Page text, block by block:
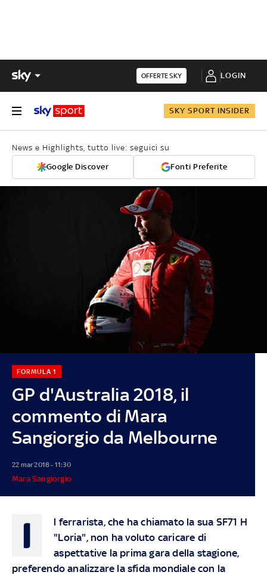
OFFERTE SKY LOGIN
SKY SPORT INSIDER
News e Highlights, tutto live: seguici su
Google Discover Fonti Preferite
GP d'Australia 2018, il
commento di Mara
Sangiorgio da Melbourne
FORMULA 1
22 mar 2018 - 11:30
Mara Sangiorgio
I
l ferrarista, che ha chiamato la sua SF71 H
"Loria", non ha voluto caricare di
aspettative la prima gara della stagione,
preferendo analizzare la sfida mondiale con la